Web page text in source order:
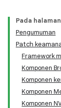
Pada
Pengumuman
Patch
Framework
Komponen
Komponen
Komponen
Komponen